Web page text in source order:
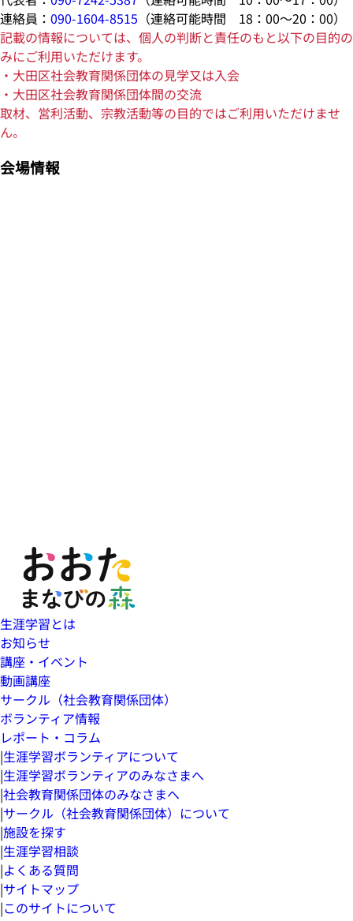
連絡員： 090-1604-8515 （連絡可能時間 18：00～20：00）
記載の情報については、個人の判断と責任のもと以下の目的の
みにご利用いただけます。
・大田区社会教育関係団体の見学又は入会
・大田区社会教育関係団体間の交流
取材、営利活動、宗教活動等の目的ではご利用いただけませ
ん。
会場情報
生涯学習とは
お知らせ
講座・イベント
動画講座
サークル（社会教育関係団体）
ボランティア情報
レポート・コラム
|生涯学習ボランティアについて
|生涯学習ボランティアのみなさまへ
|社会教育関係団体のみなさまへ
|サークル（社会教育関係団体）について
|施設を探す
|生涯学習相談
|よくある質問
|サイトマップ
|このサイトについて